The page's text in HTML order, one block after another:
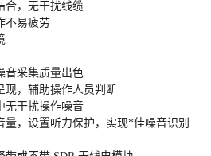
合，无干扰线缆
不易疲劳
音采集质量出色
现，辅助操作人员判断
无干扰操作噪音
量，设置听力保护，实现*佳噪音识别